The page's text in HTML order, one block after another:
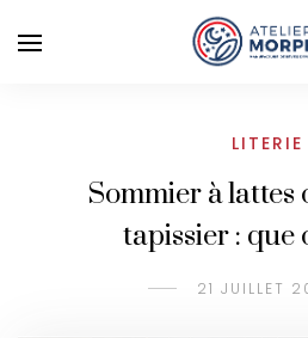
LITERIE
Sommier à lattes
tapissier : que
21 JUILLET